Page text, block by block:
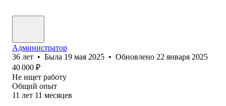
Администратор
36 лет • Была 19 мая 2025 • Обновлено 22 января 2025
40 000 ₽
Не ищет работу
Общий опыт
11 лет 11 месяцев